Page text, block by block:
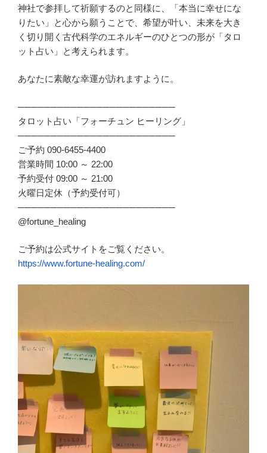
神社で参拝して祈願するのと同様に、「本当に幸せにな
りたい」と心から願うことで、希望が叶い、未来を大き
く切り開く古代科学のエネルギーのひとつの形が「タロ
ット占い」と考えられます。
あなたに素敵な幸運が訪れますように。
────────────────────────
タロット占い「フォーチュン ヒーリング」
────────────────────────
ご予約 090-6455-4400
営業時間 10:00 ～ 22:00
予約受付 09:00 ～ 21:00
火曜日定休（予約受付可）
────────────────────────
@fortune_healing
ご予約は公式サイトをご覧ください。
https://www.fortune-healing.com/